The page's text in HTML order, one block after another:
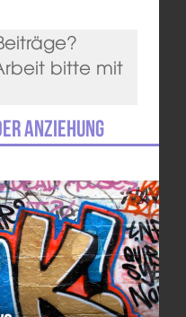
bitte mit
Anziehung